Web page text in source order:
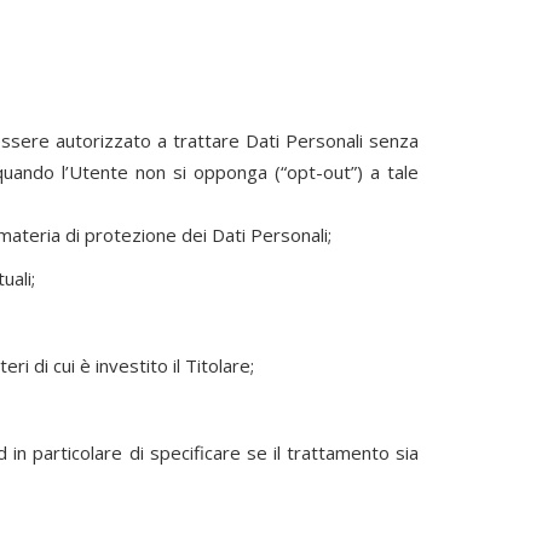
autorizzato a trattare Dati Personali senza
l’Utente non si opponga (“opt-out”) a tale
di protezione dei Dati Personali;
di cui è investito il Titolare;
in particolare di specificare se il trattamento sia